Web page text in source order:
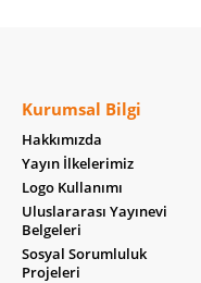
Kurumsal Bilgi
Hakkımızda
Yayın İlkelerimiz
Logo Kullanımı
Uluslararası Yayınevi
Belgeleri
Sosyal Sorumluluk
Projeleri